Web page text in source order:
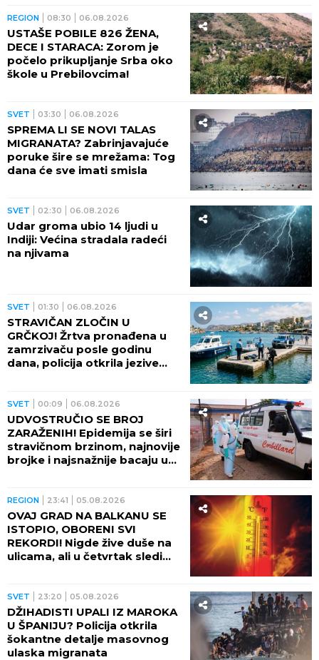
REGION 08:30 06.08.2026
USTAŠE POBILE 826 ŽENA,
DECE I STARACA: Zorom je
počelo prikupljanje Srba oko
škole u Prebilovcima!
SVET 03:30 06.08.2026
SPREMA LI SE NOVI TALAS
MIGRANATA? Zabrinjavajuće
poruke šire se mrežama: Tog
dana će sve imati smisla
SVET 02:30 06.08.2026
Udar groma ubio 14 ljudi u
Indiji: Većina stradala radeći
na njivama
SVET 01:30 06.08.2026
STRAVIČAN ZLOČIN U
GRČKOJ! Žrtva pronađena u
zamrzivaču posle godinu
dana, policija otkrila jezive
SVET 00:09 06.08.2026
UDVOSTRUČIO SE BROJ
ZARAŽENIH! Epidemija se širi
stravičnom brzinom, najnovije
brojke i najsnažnije bacaju u
REGION 23:41 05.08.2026
OVAJ GRAD NA BALKANU SE
ISTOPIO, OBORENI SVI
REKORDI! Nigde žive duše na
ulicama, ali u četvrtak sledi
SVET 23:20 05.08.2026
DŽIHADISTI UPALI IZ MAROKA
U ŠPANIJU? Policija otkrila
šokantne detalje masovnog
ulaska migranata